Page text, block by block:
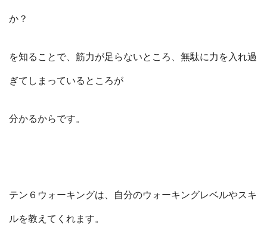
か？
を知ることで、筋力が足らないところ、無駄に力を入れ過
ぎてしまっているところが
分かるからです。
テン６ウォーキングは、自分のウォーキングレベルやスキ
ルを教えてくれます。